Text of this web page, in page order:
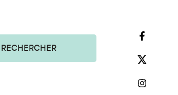
RECHERCHER